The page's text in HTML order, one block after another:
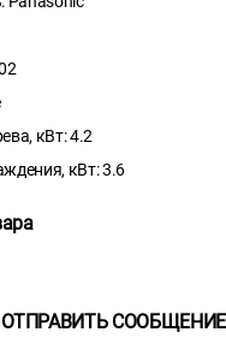
кВт: 4.2
кВт: 3.6